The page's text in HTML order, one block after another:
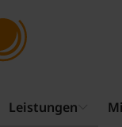
Leistungen